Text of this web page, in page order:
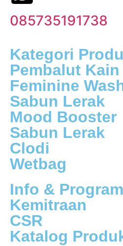
085735191738
Kategori
Pembalut Kain
Feminine
Sabun Lerak
Mood Booster
Sabun Lerak
Clodi
Wetbag
Info & Program
Kemitraan
CSR
Katalog